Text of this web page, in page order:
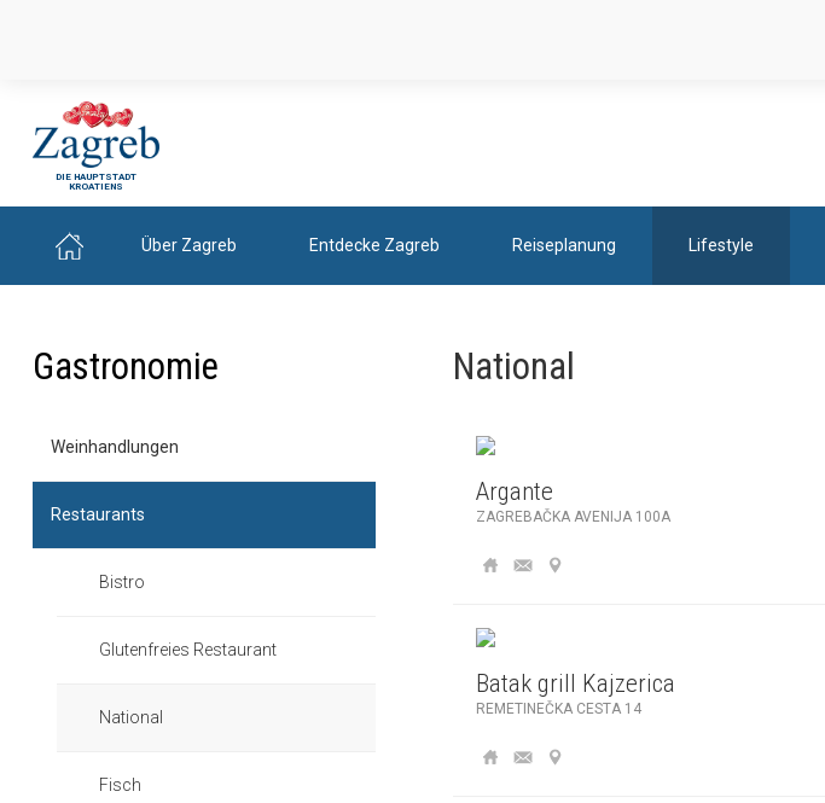
DIE HAUPTSTADT
KROATIENS
Über Zagreb Entdecke Zagreb Reiseplanung Lifestyle
Gastronomie
Weinhandlungen
Restaurants
Bistro
Glutenfreies Restaurant
National
Fisch
National
Argante
ZAGREBAČKA AVENIJA 100A
Batak grill Kajzerica
REMETINEČKA CESTA 14